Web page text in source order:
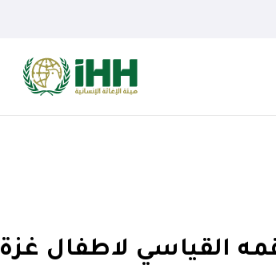
القياسي لاطفال غزة